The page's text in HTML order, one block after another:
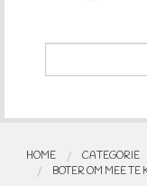
HOME
CATEGORIE
BOTER OM MEE TE